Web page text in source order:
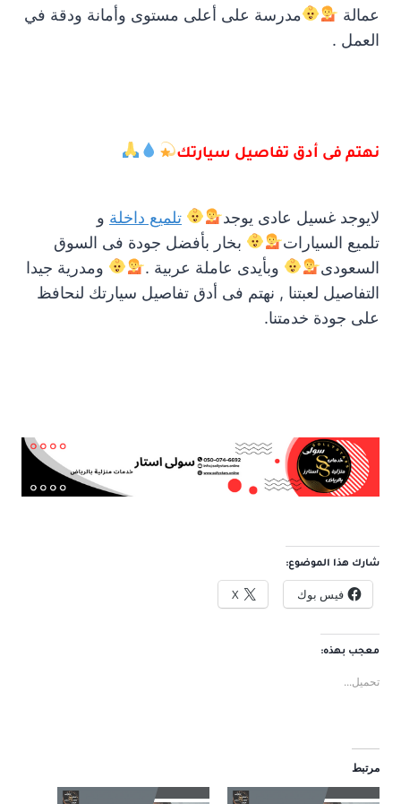
عمالة
مدرسة على أعلى مستوى وأمانة ودقة في
العمل .
نهتم فى أدق تفاصيل سيارتك
لايوجد غسيل عادى يوجد تلميع داخلة و
تلميع السيارات
بخار بأفضل جودة فى السوق
السعودى
وبأيدى عاملة عربية .
ومدرية جيدا
التفاصيل لعبتنا , نهتم فى أدق تفاصيل سيارتك لنحافظ
على جودة خدمتنا.
شارك هذا الموضوع:
فيس بوك X
معجب بهذه:
تحميل...
مرتبط